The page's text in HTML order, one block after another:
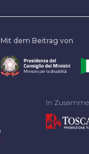
Mit dem Beitrag von
In